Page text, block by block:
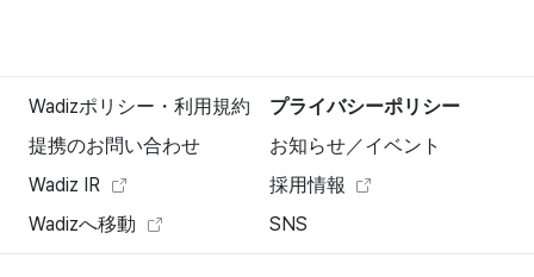
Wadizポリシー・利用規約
プライバシーポリシー
提携のお問い合わせ
お知らせ／イベント
Wadiz IR
採用情報
Wadizへ移動
SNS